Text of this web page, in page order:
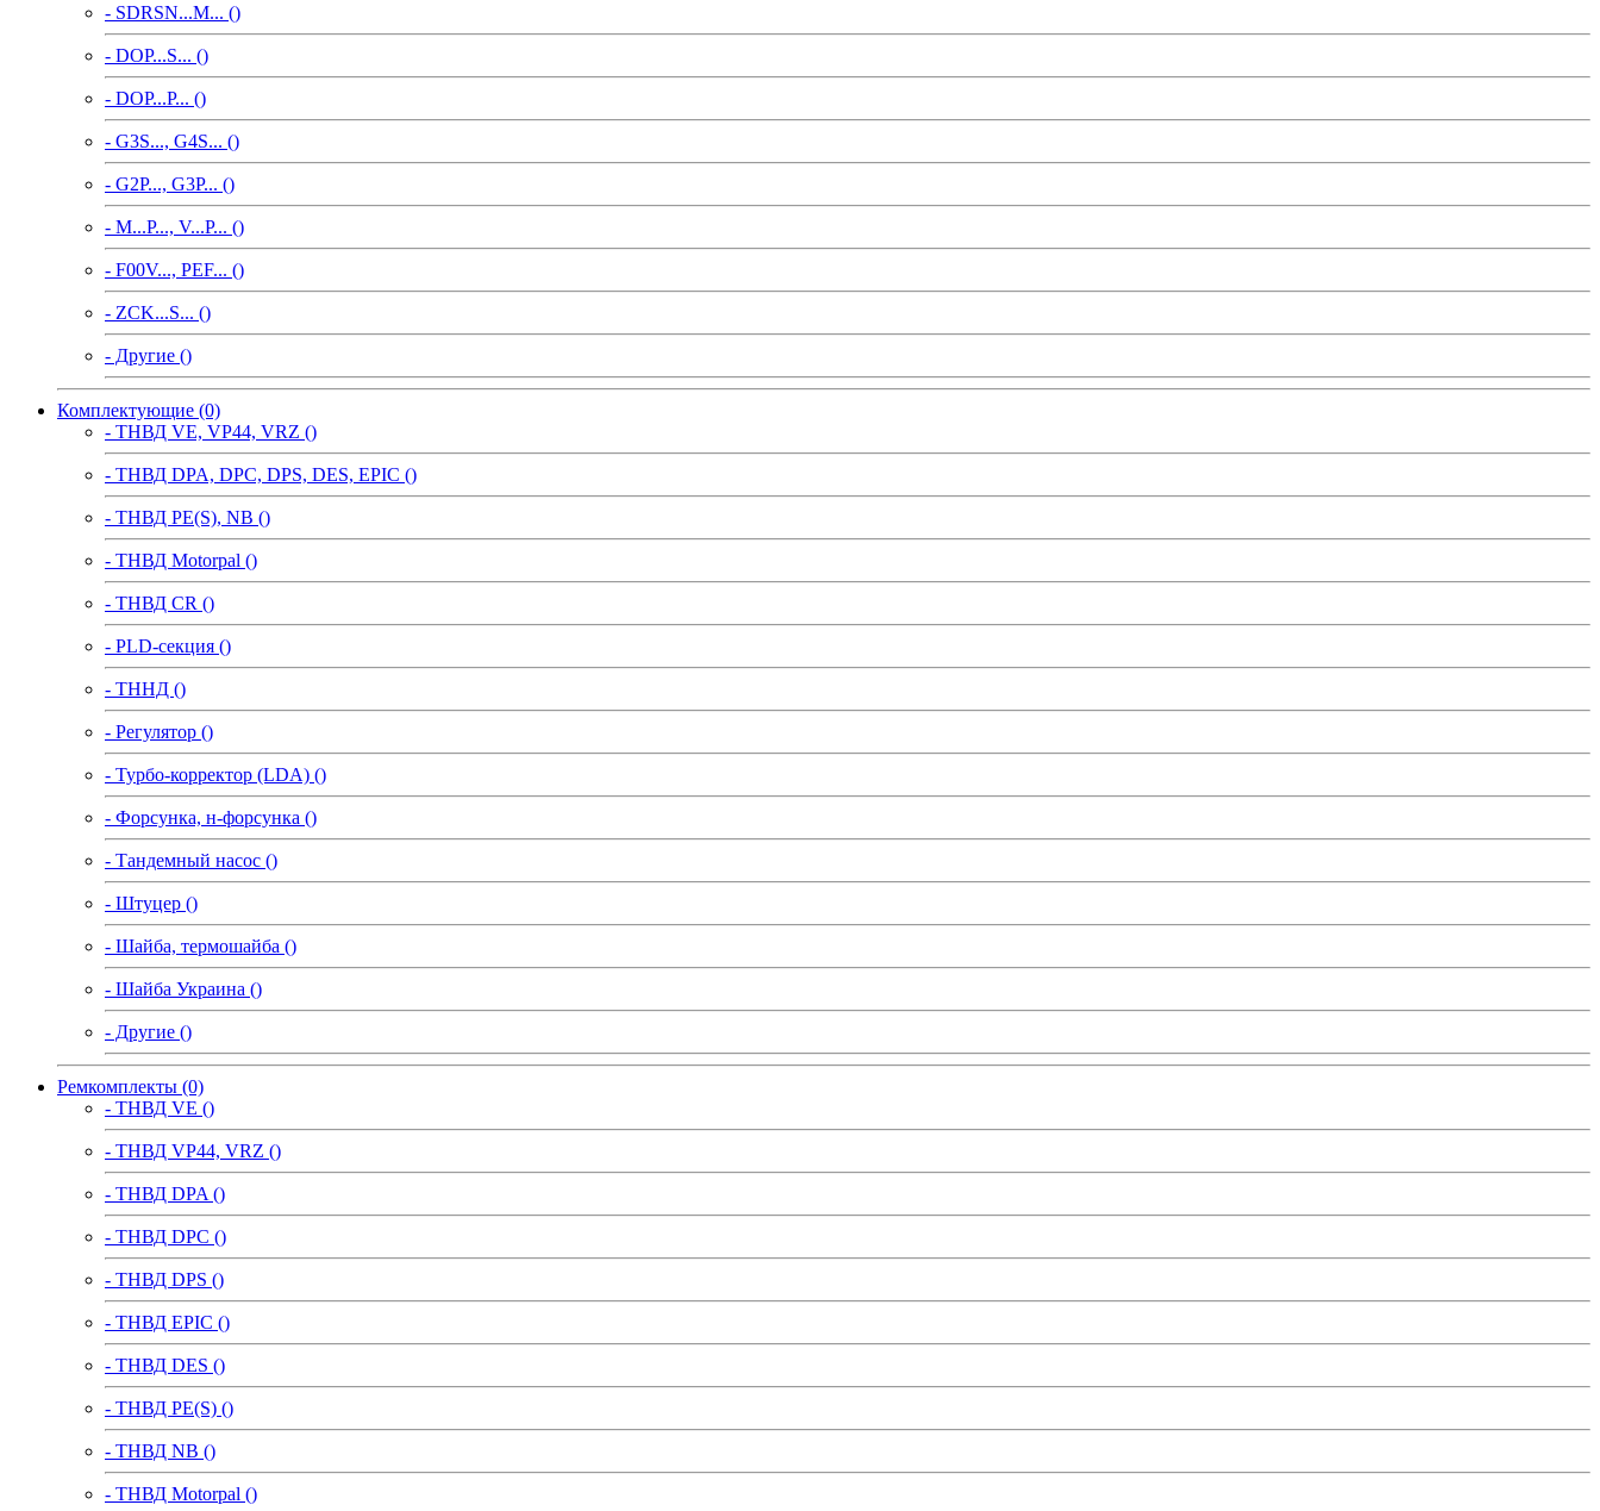
- SDRSN...M... ()
- DOP...S... ()
- DOP...P... ()
- G3S..., G4S... ()
- G2P..., G3P... ()
- M...P..., V...P... ()
- F00V..., PEF... ()
- ZCK...S... ()
- Другие ()
Комплектующие (0)
- ТНВД VE, VP44, VRZ ()
- ТНВД DPA, DPC, DPS, DES, EPIC ()
- ТНВД PE(S), NB ()
- ТНВД Motorpal ()
- ТНВД CR ()
- PLD-секция ()
- ТННД ()
- Регулятор ()
- Турбо-корректор (LDA) ()
- Форсунка, н-форсунка ()
- Тандемный насос ()
- Штуцер ()
- Шайба, термошайба ()
- Шайба Украина ()
- Другие ()
Ремкомплекты (0)
- ТНВД VE ()
- ТНВД VP44, VRZ ()
- ТНВД DPA ()
- ТНВД DPC ()
- ТНВД DPS ()
- ТНВД EPIC ()
- ТНВД DES ()
- ТНВД PE(S) ()
- ТНВД NB ()
- ТНВД Motorpal ()